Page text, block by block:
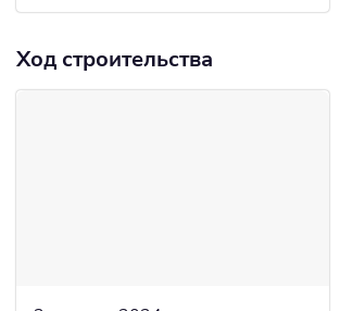
Ход строительства